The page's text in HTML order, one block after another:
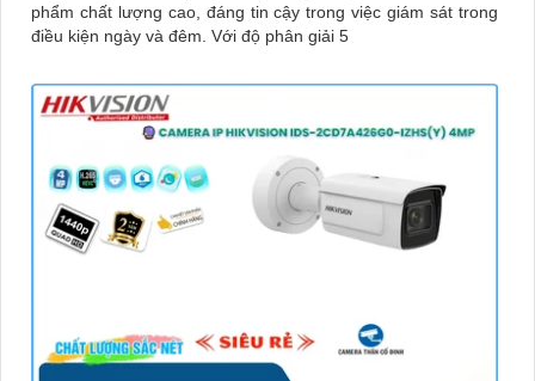
phẩm chất lượng cao, đáng tin cậy trong việc giám sát trong
điều kiện ngày và đêm. Với độ phân giải 5